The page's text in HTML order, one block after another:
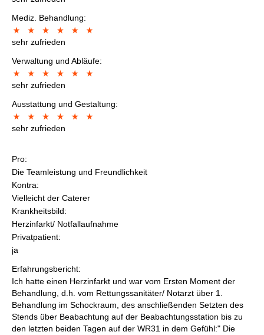
Mediz. Behandlung:
sehr zufrieden
Verwaltung und Abläufe:
sehr zufrieden
Ausstattung und Gestaltung:
sehr zufrieden
Pro:
Die Teamleistung und Freundlichkeit
Kontra:
Vielleicht der Caterer
Krankheitsbild:
Herzinfarkt/ Notfallaufnahme
Privatpatient:
ja
Erfahrungsbericht:
Ich hatte einen Herzinfarkt und war vom Ersten Moment der
Behandlung, d.h. vom Rettungssanitäter/ Notarzt über 1.
Behandlung im Schockraum, des anschließenden Setzten des
Stends über Beabachtung auf der Beabachtungsstation bis zu
den letzten beiden Tagen auf der WR31 in dem Gefühl:" Die